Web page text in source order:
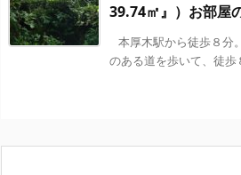
39.74㎡』）お部屋
本厚木駅から徒歩８分
のある道を歩いて、徒歩